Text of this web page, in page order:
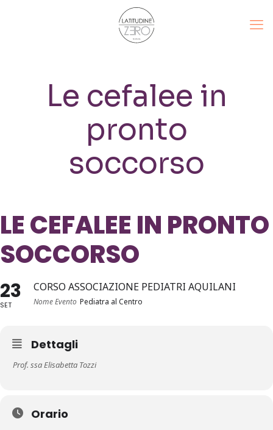
Le cefalee in
pronto
soccorso
LE CEFALEE IN PRONTO
SOCCORSO
23
SET
CORSO ASSOCIAZIONE PEDIATRI AQUILANI
Nome Evento Pediatra al Centro
Dettagli
Prof. ssa Elisabetta Tozzi
Orario